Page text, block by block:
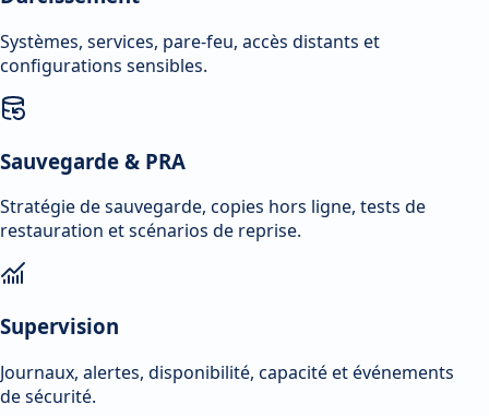
Systèmes, services, pare-feu, accès distants et
configurations sensibles.
Sauvegarde & PRA
Stratégie de sauvegarde, copies hors ligne, tests de
restauration et scénarios de reprise.
Supervision
Journaux, alertes, disponibilité, capacité et événements
de sécurité.